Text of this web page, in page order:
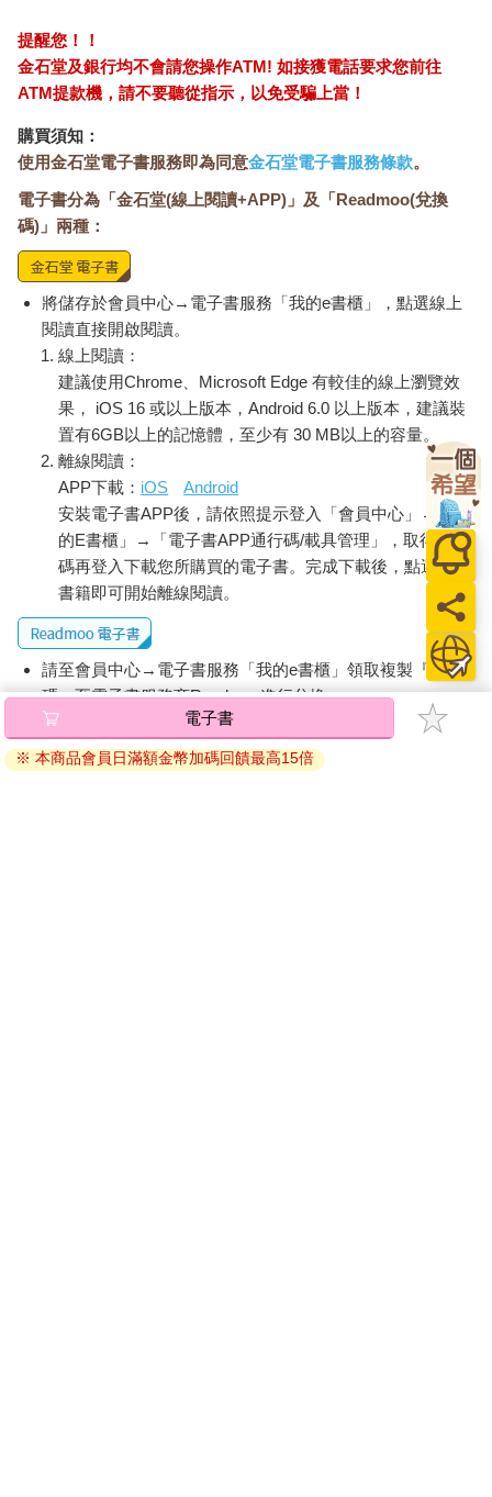
提醒您！！
金石堂及銀行均不會請您操作ATM! 如接獲電話要求您前往
ATM提款機，請不要聽從指示，以免受騙上當！
購買須知：
使用金石堂電子書服務即為同意金石堂電子書服務條款。
電子書分為「金石堂(線上閱讀+APP)」及「Readmoo(兌換
碼)」兩種：
將儲存於會員中心→電子書服務「我的e書櫃」，點選線上
閱讀直接開啟閱讀。
線上閱讀：
建議使用Chrome、Microsoft Edge 有較佳的線上瀏覽效
果， iOS 16 或以上版本，Android 6.0 以上版本，建議裝
置有6GB以上的記憶體，至少有 30 MB以上的容量。
離線閱讀：
APP下載： iOS
Android
安裝電子書APP後，請依照提示登入「會員中心」→「我
的E書櫃」→「電子書APP通行碼/載具管理」，取得通行
碼再登入下載您所購買的電子書。完成下載後，點選任一
書籍即可開始離線閱讀。
請至會員中心→電子書服務「我的e書櫃」領取複製『兌換
碼』至電子書服務商Readmoo進行兌換。
退換貨須知：
因版權保護，您在金石堂所購買的電子書僅能以金石堂專屬
電子書
※ 本商品會員日滿額金幣加碼回饋最高15倍